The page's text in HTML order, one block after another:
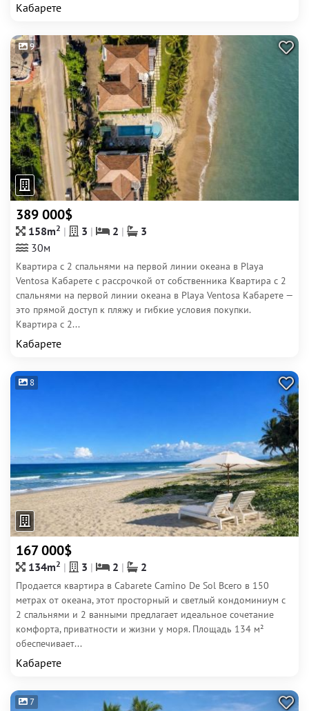
Кабарете
9
389 000$
158m2 3 2
3
30м
Квартира с 2 спальнями на первой линии океана в Playa
Ventosa Кабарете с рассрочкой от собственника Квартира с 2
спальнями на первой линии океана в Playa Ventosa Кабарете —
это прямой доступ к пляжу и гибкие условия покупки.
Квартира с 2...
Кабарете
8
167 000$
134m2 3 2 2
Продается квартира в Cabarete Camino De Sol Всего в 150
метрах от океана, этот просторный и светлый кондоминиум с
2 спальнями и 2 ванными предлагает идеальное сочетание
комфорта, приватности и жизни у моря. Площадь 134 м²
обеспечивает...
Кабарете
7